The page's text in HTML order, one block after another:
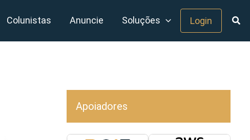
Colunistas Anuncie Soluções Login
Apoiadores